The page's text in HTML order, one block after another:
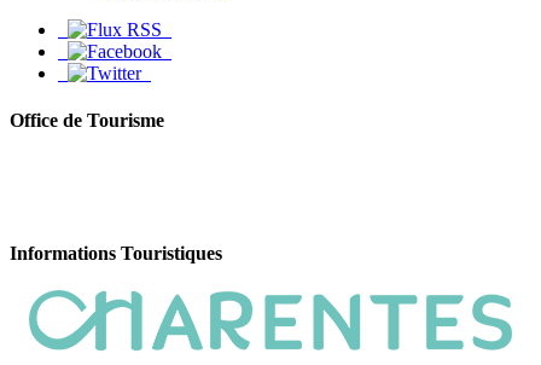
Office de Tourisme
Informations Touristiques